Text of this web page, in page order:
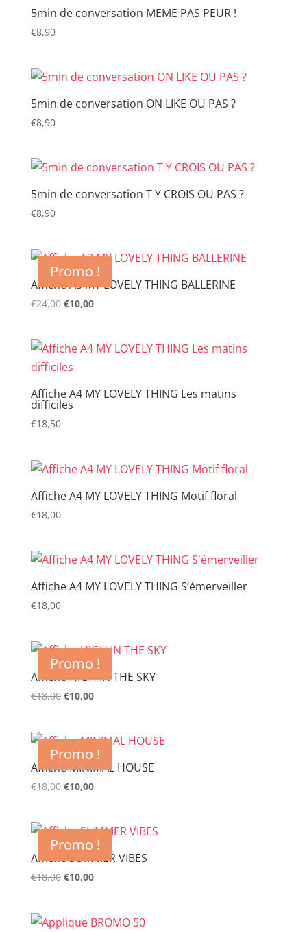
5min de conversation MEME PAS PEUR !
€8,90
5min de conversation ON LIKE OU PAS ?
€8,90
5min de conversation T Y CROIS OU PAS ?
€8,90
Promo !
Affiche A3 MY LOVELY THING BALLERINE
€24,00 Le
était :
€24,00.
€10,00Le
est :
Affiche A4 MY LOVELY THING Les matins
difficiles
€18,50
Affiche A4 MY LOVELY THING Motif floral
€18,00
Affiche A4 MY LOVELY THING S’émerveiller
€18,00
Promo !
Affiche HIGH IN THE SKY
€18,00 Le
était :
€18,00.
€10,00Le
est :
€10,00.
Promo !
Affiche MINIMAL HOUSE
€18,00 Le
€18,00.
€10,00Le
est :
€10,00.
Promo !
Affiche SUMMER VIBES
€18,00 Le
était :
€10,00Le
est :